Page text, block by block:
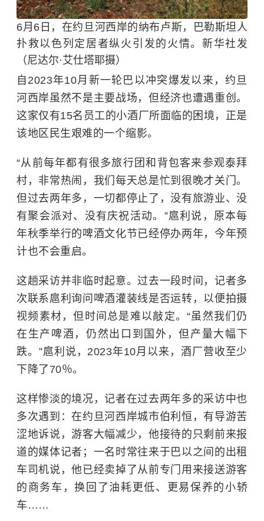
6月6日，在约旦河西岸的纳布卢斯，巴勒斯坦人
扑救以色列定居者纵火引发的火情。新华社发
（尼达尔·艾仕塔耶摄）
自2023年10月新一轮巴以冲突爆发以来，约旦
河西岸虽然不是主要战场，但经济也遭遇重创。
这家仅有15名员工的小酒厂所面临的困境，正是
该地区民生艰难的一个缩影。
“从前每年都有很多旅行团和背包客来参观泰拜
村，非常热闹，我们每天总是忙到很晚才关门。
但过去两年多，一切都停止了，没有旅游业、没
有聚会派对、没有庆祝活动。”扈利说，原本每
年秋季举行的啤酒文化节已经停办两年，今年预
计也不会重启。
这趟采访并非临时起意。过去一段时间，记者多
次联系扈利询问啤酒灌装线是否运转，以便拍摄
视频素材，但时间总是难以敲定。“虽然我们仍
在生产啤酒，仍然出口到国外，但产量大幅下
跌。”扈利说，2023年10月以来，酒厂营收至少
下降了70％。
这样惨淡的境况，记者在过去两年多的采访中也
多次遇到：在约旦河西岸城市伯利恒，有导游苦
涩地诉说，游客大幅减少，他接待的只剩前来报
道的媒体记者；一名时常往来于巴以之间的出租
车司机说，他已经卖掉了从前专门用来接送游客
的商务车，换回了油耗更低、更易保养的小轿
车……